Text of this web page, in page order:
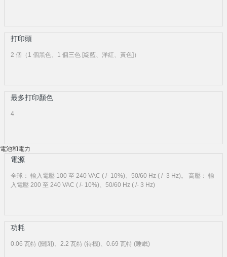
打印頭
2 個（1 個黑色、1 個三色 [綻藍、洋紅、黃色]）
最多打印顏色
4
電池和電力
電源
全球： 輸入電壓 100 至 240 VAC ( /- 10%)、50/60 Hz ( /- 3 Hz)。 高壓： 輸
入電壓 200 至 240 VAC ( /- 10%)、50/60 Hz ( /- 3 Hz)
功耗
0.06 瓦特 (關閉)、2.2 瓦特 (待機)、0.69 瓦特 (睡眠)